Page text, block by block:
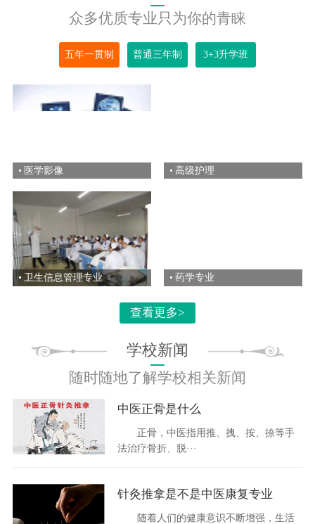
众多优质专业只为你的青睐
五年一贯制 普通三年制 3+3升学班
医学影像 高级护理
卫生信息管理专业 药学专业
查看更多>
学校新闻
随时随地了解学校相关新闻
中医正骨是什么
正骨，中医指用推、拽、按、捺等手
法治疗骨折、脱···
针灸推拿是不是中医康复专业
随着人们的健康意识不断增强，生活